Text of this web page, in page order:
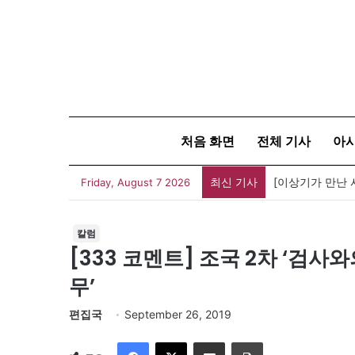
처음 화면 전체 기사 아
Friday, August 7 2026 최신 기사
칼럼
[333 코멘트] 조국 2차 ‘검사
무’
편집국 September 26, 2019
이메일